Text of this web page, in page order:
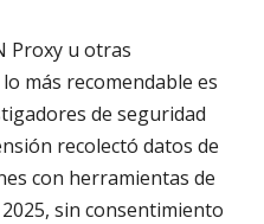
Proxy u otras
más recomendable es
de seguridad
recolectó datos de
con herramientas de
sin consentimiento